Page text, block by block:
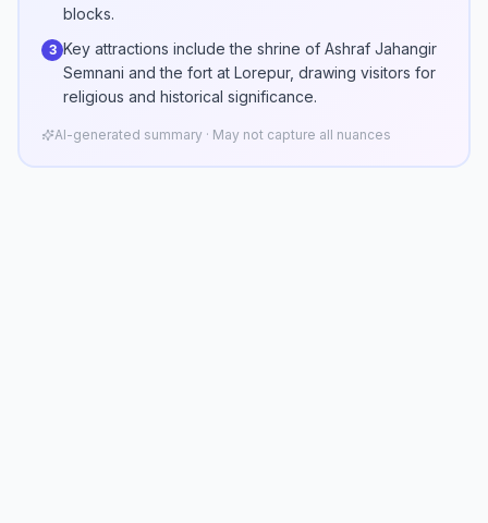
blocks.
3 Key attractions include the shrine of Ashraf Jahangir
Semnani and the fort at Lorepur, drawing visitors for
religious and historical significance.
AI-generated summary · May not capture all nuances